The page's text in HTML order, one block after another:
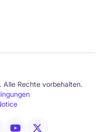
Alle Rechte vorbehalten.